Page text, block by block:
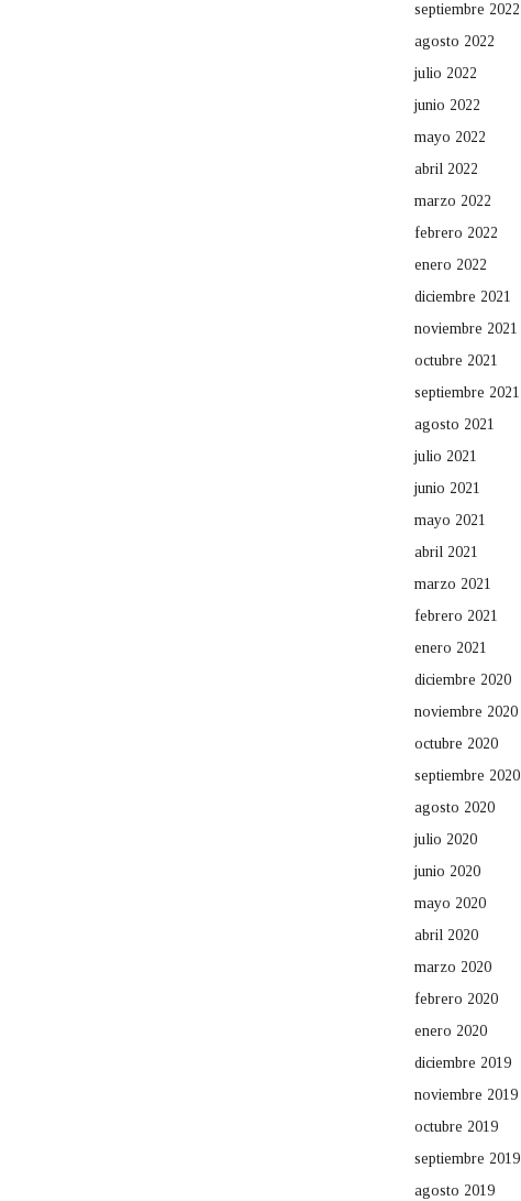
septiembre 2022
agosto 2022
julio 2022
junio 2022
mayo 2022
abril 2022
marzo 2022
febrero 2022
enero 2022
diciembre 2021
noviembre 2021
octubre 2021
septiembre 2021
agosto 2021
julio 2021
junio 2021
mayo 2021
abril 2021
marzo 2021
febrero 2021
enero 2021
diciembre 2020
noviembre 2020
octubre 2020
septiembre 2020
agosto 2020
julio 2020
junio 2020
mayo 2020
abril 2020
marzo 2020
febrero 2020
enero 2020
diciembre 2019
noviembre 2019
octubre 2019
septiembre 2019
agosto 2019